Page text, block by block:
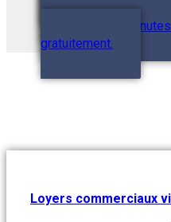
avocats met à votre
conseils de 15
gratuitement.
Loyers commerciaux